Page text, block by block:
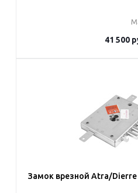
41 500
Замок врезной Atra/Dierre